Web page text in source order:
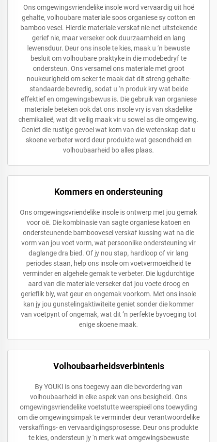
Ons omgewingsvriendelike insole word vervaardig uit hoë
gehalte, volhoubare materiale soos organiese sy cotton en
bamboo vesel. Hierdie materiale verskaf nie net uitstekende
gerief nie, maar verseker ook duurzaamheid en lang
lewensduur. Deur ons insole te kies, maak u ‘n bewuste
besluit om volhoubare praktyke in die modebedryf te
ondersteun. Ons versamel ons materiale met groot
noukeurigheid om seker te maak dat dit streng gehalte-
standaarde bevredig, sodat u ‘n produk kry wat beide
effektief en omgewingsbewus is. Die gebruik van organiese
materiale beteken ook dat ons insole vry is van skadelike
chemikalieë, wat dit veilig maak vir u sowel as die omgewing.
Geniet die rustige gevoel wat kom van die wetenskap dat u
skoene verbeter word deur produkte wat gesondheid en
volhoubaarheid bo alles plaas.
Kommers en ondersteuning
Ons omgewingsvriendelike insole is ontwerp met jou gemak
voor oë. Die kombinasie van sagte organiese katoen en
ondersteunende bamboovesel verskaf kussing wat na die
vorm van jou voet vorm, wat persoonlike ondersteuning vir
daglange dra bied. Of jy nou stap, hardloop of vir lang
periodes staan, help ons insole om voetvermoeidheid te
verminder en algehele gemak te verbeter. Die lugdurchtige
aard van die materiale verseker dat jou voete droog en
gerieflik bly, wat geur en ongemak voorkom. Met ons insole
kan jy jou gunstelingaktiwiteite geniet sonder die kommer
van voetpynt of ongemak, wat dit ’n perfekte byvoeging tot
enige skoene maak.
Volhoubaarheidsverbintenis
By YOUKI is ons toegewy aan die bevordering van
volhoubaarheid in elke aspek van ons besigheid. Ons
omgewingsvriendelike voetstutte weerspieël ons toewyding
om die omgewingsimpak te verminder deur verantwoordelike
verskaffings- en vervaardigingsprosesse. Deur ons produkte
te kies, ondersteun jy 'n merk wat omgewingsbewuste